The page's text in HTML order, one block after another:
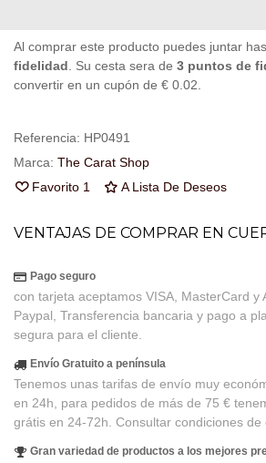
Al comprar este producto puedes juntar
fidelidad . Su cesta sera de 3 puntos de
convertir en un cupón de € 0.02
Referencia: HP0491
Marca: The Carat Shop
Favorito 1 A Lista De Deseos
VENTAJAS DE COMPRAR EN
Pago seguro
con tarjeta aceptamos VISA, MasterCard y
Paypal, Transferencia bancaria y pago a
segura para el cliente.
Envío Gratuito a península
Tenemos unas tarifas de envío muy
en 24h, para pedidos de más de 75 €
grátis en 24-72h. Consultar condiciones de
Gran variedad de productos a los mejores